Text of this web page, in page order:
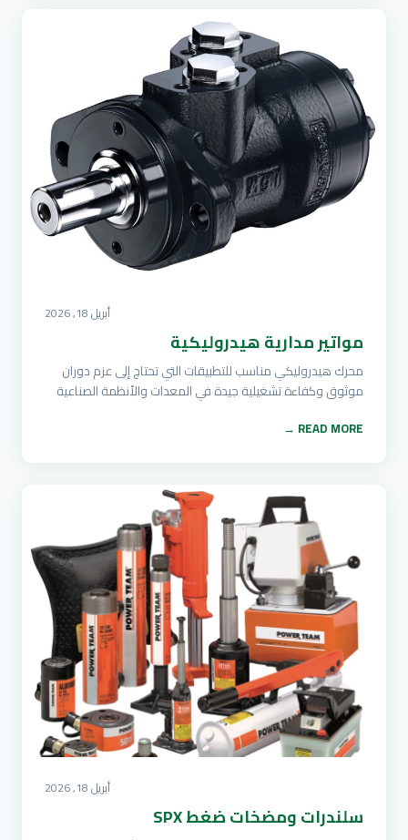
أبريل 18, 2026
مواتير مدارية هيدروليكية
محرك هيدروليكي مناسب للتطبيقات التي تحتاج إلى عزم دوران
موثوق وكفاءة تشغيلية جيدة في المعدات والأنظمة الصناعية
READ MORE →
أبريل 18, 2026
سلندرات ومضخات ضغط SPX